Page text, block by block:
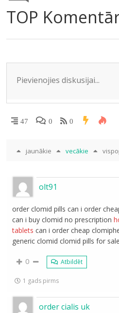
e
m
o
o
k
kl
as
s
ni
ki
TOP
47 0 0
jaunākie vecākie
olt91
order clomid pills can i order
can i buy clomid no prescription
tablets can i order cheap
generic clomid clomid pills for sale
0 Atbildēt
1 gads pirms
order cialis uk